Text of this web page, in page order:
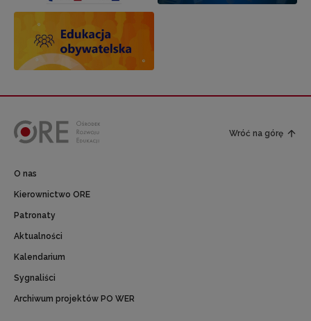
Wróć na górę
O nas
Kierownictwo ORE
Patronaty
Aktualności
Kalendarium
Sygnaliści
Archiwum projektów PO WER